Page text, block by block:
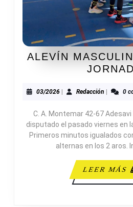
ALEVÍN
03/202603/2026
| RedacciónRedacción
| 0
C. A. Montemar 42-67
disputado el pasado viernes en
Primeros minutos igualados
alternas en los 2 aros.
LEER MÁS